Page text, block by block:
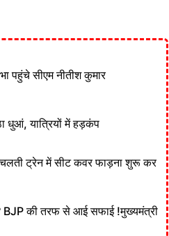
पहुंचे सीएम नीतीश कुमार
धुआं, यात्रियों में हड़कंप
ट्रेन में सीट कवर फाड़ना शुरू कर
BJP की तरफ से आई सफाई !मुख्यमंत्री